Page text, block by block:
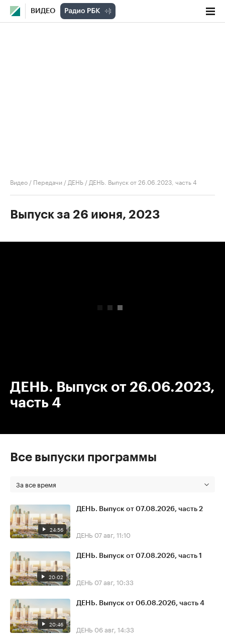
ВИДЕО
Видео / Передачи / ДЕНЬ / ДЕНЬ. Выпуск от 26.06.2023, часть 4
Выпуск за 26 июня, 2023
ДЕНЬ. Выпуск от 26.06.2023,
часть 4
Все выпуски программы
За все время
24:56
ДЕНЬ. Выпуск от 07.08.2026, часть 2
ДЕНЬ 07 авг, 11:10
20:02
ДЕНЬ. Выпуск от 07.08.2026, часть 1
ДЕНЬ 07 авг, 10:33
20:46
ДЕНЬ. Выпуск от 06.08.2026, часть 4
ДЕНЬ 06 авг, 14:33